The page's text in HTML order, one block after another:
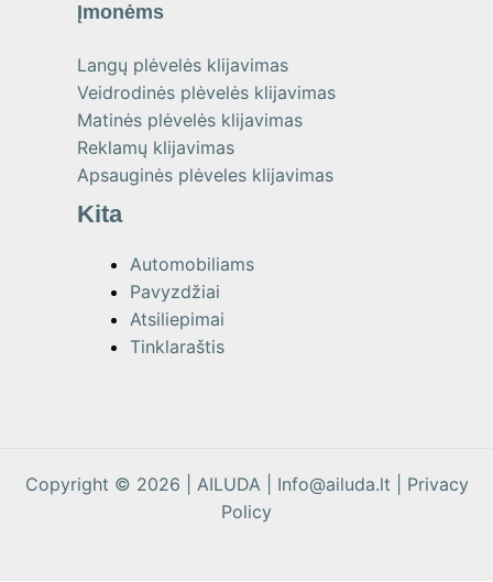
Įmonėms
Langų plėvelės klijavimas
Veidrodinės plėvelės klijavimas
Matinės plėvelės klijavimas
Reklamų klijavimas
Apsauginės plėveles klijavimas
Kita
Automobiliams
Pavyzdžiai
Atsiliepimai
Tinklaraštis
Copyright © 2026 | AILUDA | Info@ailuda.lt | Privacy
Policy